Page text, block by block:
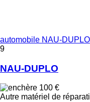
automobile NAU-DUPLO
9
NAU-DUPLO
100 €
Autre matériel de